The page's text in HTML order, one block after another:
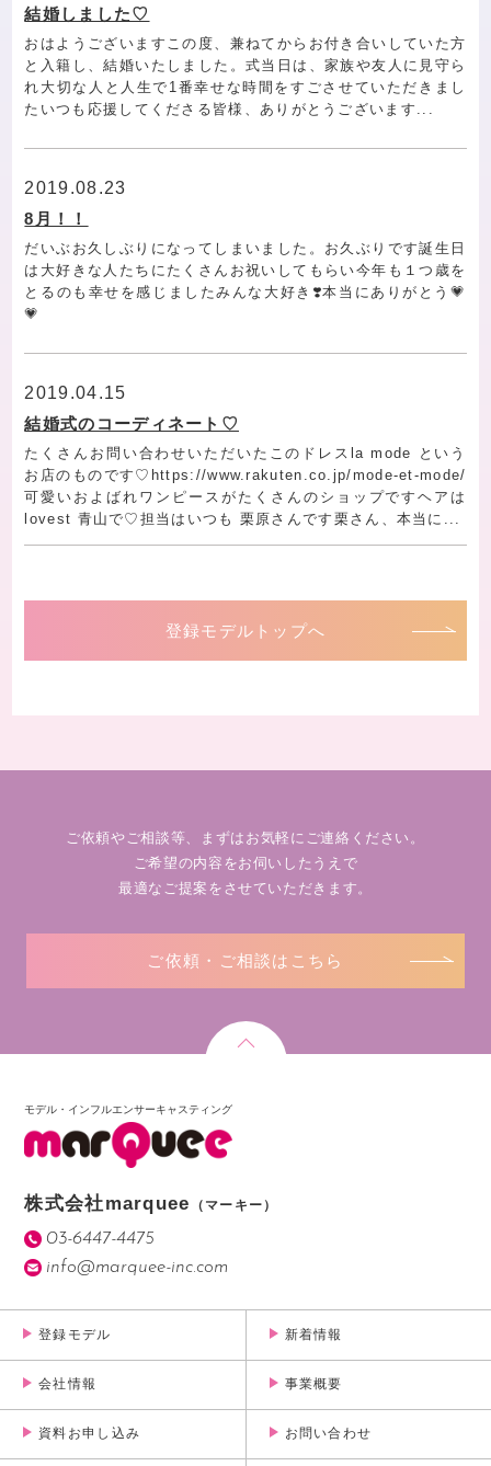
結婚しました♡
おはようございますこの度、兼ねてからお付き合いしていた方
と入籍し、結婚いたしました。式当日は、家族や友人に見守ら
れ大切な人と人生で1番幸せな時間をすごさせていただきまし
たいつも応援してくださる皆様、ありがとうございます...
2019.08.23
8月！！
だいぶお久しぶりになってしまいました。お久ぶりです誕生日
は大好きな人たちにたくさんお祝いしてもらい今年も１つ歳を
とるのも幸せを感じましたみんな大好き❣️本当にありがとう💗
💗
2019.04.15
結婚式のコーディネート♡
たくさんお問い合わせいただいたこのドレスla mode という
お店のものです♡https://www.rakuten.co.jp/mode-et-mode/
可愛いおよばれワンピースがたくさんのショップですヘアは
lovest 青山で♡担当はいつも 栗原さんです栗さん、本当に...
登録モデルトップへ
ご依頼やご相談等、まずはお気軽にご連絡ください。
ご希望の内容をお伺いしたうえで
最適なご提案をさせていただきます。
ご依頼・ご相談はこちら
モデル・インフルエンサーキャスティング
株式会社marquee （マーキー）
03-6447-4475
info@marquee-inc.com
登録モデル 新着情報
会社情報 事業概要
資料お申し込み お問い合わせ